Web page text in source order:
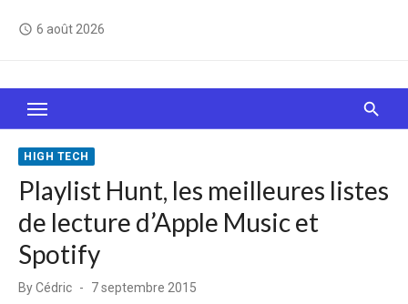
access_time 6 août 2026
Le Web, c'est comme une boîte de chocolats… On
sait jamais sur quoi on va tomber !
HIGH TECH
Playlist Hunt, les meilleures listes
de lecture d’Apple Music et
Spotify
ByCédric
Posted
7 septembre 2015